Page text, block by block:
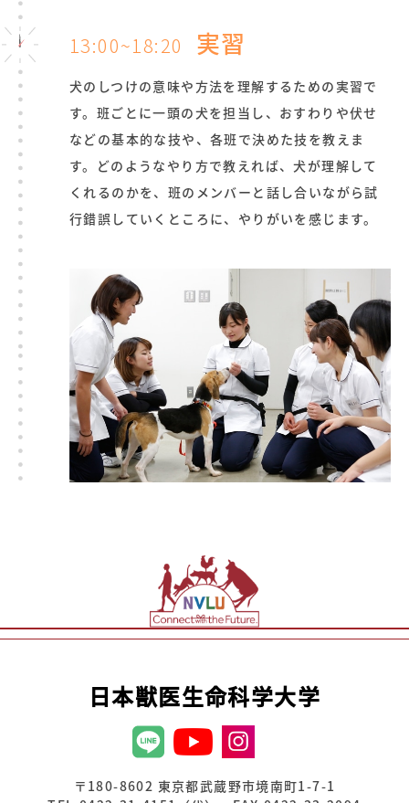
13:00~18:20 実習
犬のしつけの意味や方法を理解するための実習で
す。班ごとに一頭の犬を担当し、おすわりや伏せ
などの基本的な技や、各班で決めた技を教えま
す。どのようなやり方で教えれば、犬が理解して
くれるのかを、班のメンバーと話し合いながら試
行錯誤していくところに、やりがいを感じます。
日本獣医生命科学大学
〒180-8602 東京都武蔵野市境南町1-7-1